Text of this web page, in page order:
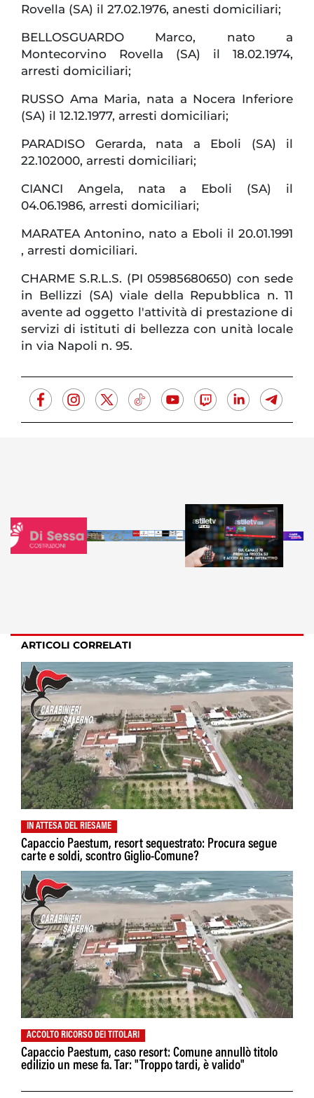
Rovella (SA) il 27.02.1976, anesti domiciliari;
BELLOSGUARDO Marco, nato a
Montecorvino Rovella (SA) il 18.02.1974,
arresti domiciliari;
RUSSO Ama Maria, nata a Nocera Inferiore
(SA) il 12.12.1977, arresti domiciliari;
PARADISO Gerarda, nata a Eboli (SA) il
22.102000, arresti domiciliari;
CIANCI Angela, nata a Eboli (SA) il
04.06.1986, arresti domiciliari;
MARATEA Antonino, nato a Eboli il 20.01.1991
, arresti domiciliari.
CHARME S.R.L.S. (PI 05985680650) con sede
in Bellizzi (SA) viale della Repubblica n. 11
avente ad oggetto l'attività di prestazione di
servizi di istituti di bellezza con unità locale
in via Napoli n. 95.
ARTICOLI CORRELATI
IN ATTESA DEL RIESAME
Capaccio Paestum, resort sequestrato: Procura segue
carte e soldi, scontro Giglio-Comune?
ACCOLTO RICORSO DEI TITOLARI
Capaccio Paestum, caso resort: Comune annullò titolo
edilizio un mese fa. Tar: "Troppo tardi, è valido"